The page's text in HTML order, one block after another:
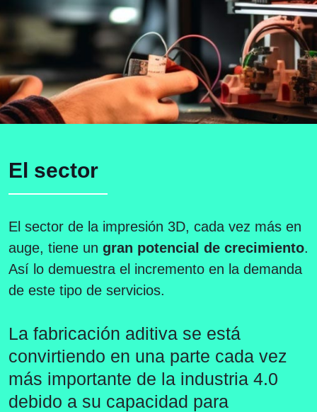
El sector
El sector de la impresión 3D, cada vez más en
auge, tiene un gran potencial de crecimiento.
Así lo demuestra el incremento en la demanda
de este tipo de servicios.
La fabricación aditiva se está
convirtiendo en una parte cada vez
más importante de la industria 4.0
debido a su capacidad para